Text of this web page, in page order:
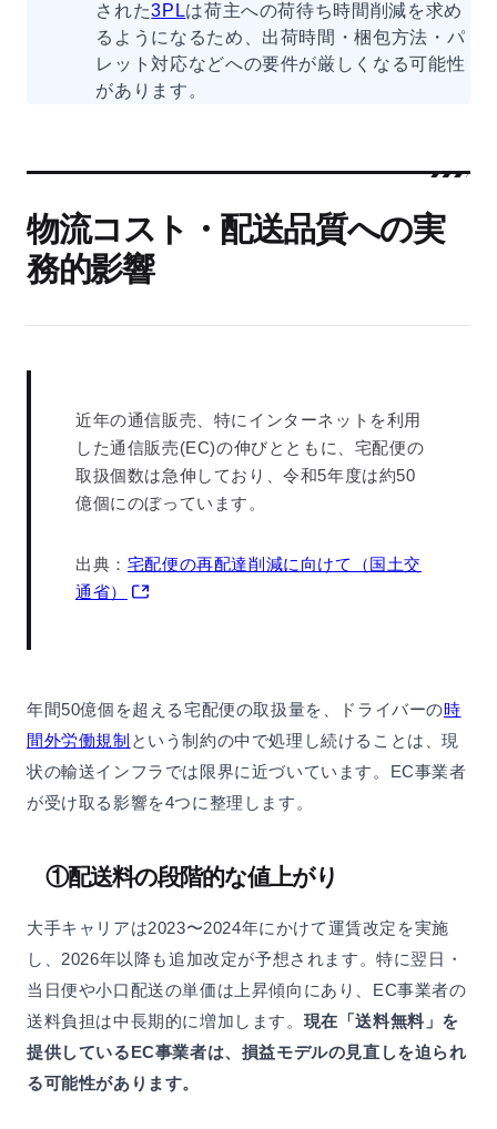
された3PLは荷主への荷待ち時間削減を求め
るようになるため、出荷時間・梱包方法・パ
レット対応などへの要件が厳しくなる可能性
があります。
物流コスト・配送品質への実
務的影響
近年の通信販売、特にインターネットを利用
した通信販売(EC)の伸びとともに、宅配便の
取扱個数は急伸しており、令和5年度は約50
億個にのぼっています。
出典： 宅配便の再配達削減に向けて（国土交
通省）
年間50億個を超える宅配便の取扱量を、ドライバーの時
間外労働規制 という制約の中で処理し続けることは、現
状の輸送インフラでは限界に近づいています。EC事業者
が受け取る影響を4つに整理します。
①配送料の段階的な値上がり
大手キャリアは2023〜2024年にかけて運賃改定を実施
し、2026年以降も追加改定が予想されます。特に翌日・
当日便や小口配送の単価は上昇傾向にあり、EC事業者の
送料負担は中長期的に増加します。 現在「送料無料」を
提供しているEC事業者は、損益モデルの見直しを迫られ
る可能性があります。